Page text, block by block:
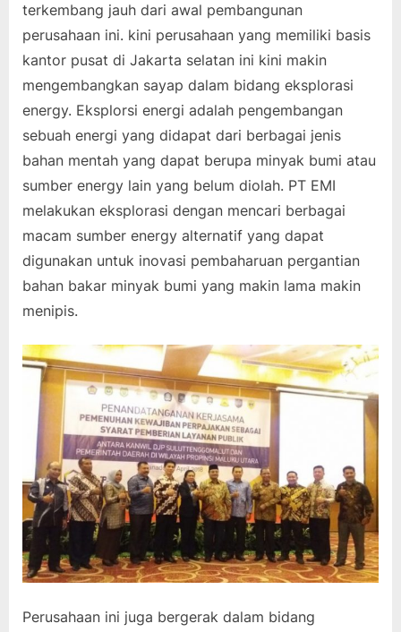
terkembang jauh dari awal pembangunan
perusahaan ini. kini perusahaan yang memiliki basis
kantor pusat di Jakarta selatan ini kini makin
mengembangkan sayap dalam bidang eksplorasi
energy. Eksplorsi energi adalah pengembangan
sebuah energi yang didapat dari berbagai jenis
bahan mentah yang dapat berupa minyak bumi atau
sumber energy lain yang belum diolah. PT EMI
melakukan eksplorasi dengan mencari berbagai
macam sumber energy alternatif yang dapat
digunakan untuk inovasi pembaharuan pergantian
bahan bakar minyak bumi yang makin lama makin
menipis.
Perusahaan ini juga bergerak dalam bidang